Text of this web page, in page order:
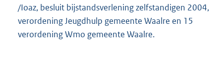
/Ioaz, besluit bijstandsverlening zelfstandigen 2004,
verordening Jeugdhulp gemeente Waalre en 15
verordening Wmo gemeente Waalre.